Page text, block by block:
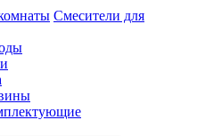
Смесители для